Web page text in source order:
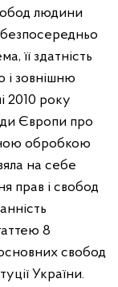
людини
її здатність
і зовнішню
2010 року
Європи про
обробкою
на себе
прав і свобод
8
свобод
України.